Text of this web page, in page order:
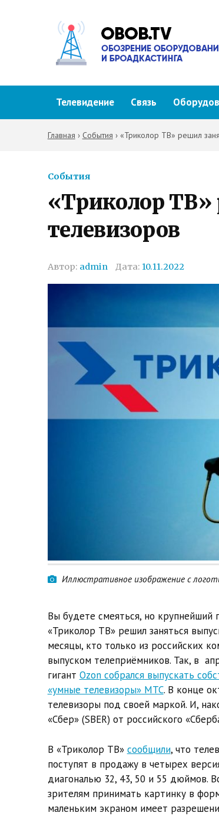
Телевидение Связь
Главная › События › «Триколор ТВ» решил
События
«Триколор ТВ»
телевизоров
Автор: admin Дата: 10.11.2022
Иллюстративное изображение с
Вы будете смеяться, но крупнейший
«Триколор ТВ» решил заняться
месяцы, кто только из российских
выпуском телеприёмников. Так, в
гигант Ozon собрался выпускать
«умные телевизоры» МТС. В конце
телевизоры под своей маркой. И,
«Сбер» (SBER) от российского
В «Триколор ТВ» сообщили, что
поступят в продажу в четырех
диагональю 32, 43, 50 и 55 дюймов.
зрителям принимать картинку в
маленьким экраном имеет